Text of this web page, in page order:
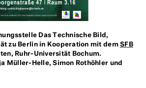
Das Technische Bild,
zu Berlin in Kooperation mit demSFB
Ruhr-Universität Bochum.
Müller-Helle, Simon Rothöhler und